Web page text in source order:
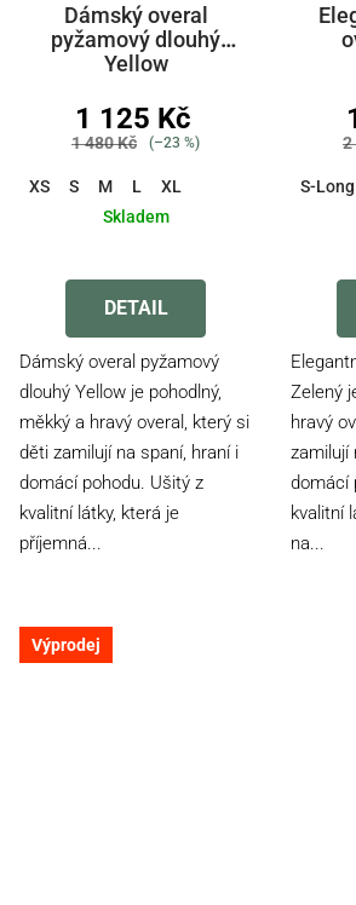
Dámský overal
pyžamový dlouhý
Yellow
1 125 Kč
1 480 Kč (–23 %)
XS S M L
XL
Skladem
hodnocení
produktu
4,4
z
5
hvězdiček.
DETAIL
Dámský overal pyžamový
dlouhý Yellow je pohodlný,
měkký a hravý overal, který si
děti zamilují na spaní, hraní i
domácí pohodu. Ušitý z
kvalitní látky, která je
příjemná...
2
S-Long
Zelený
hravý
zamilují
domácí
kvalitní
na...
Výprodej